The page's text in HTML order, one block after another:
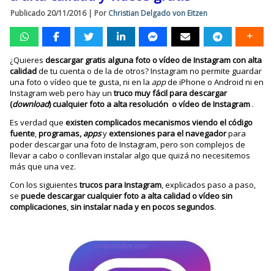
Publicado 20/11/2016| Por Christian Delgado von Eitzen
¿Quieresdescargar gratis alguna foto o vídeo de Instagram con alta
calidadde tu cuenta o de la de otros? Instagram no permite guardar
una foto o vídeo que te gusta, ni en la appde iPhone o Android ni en
Instagram web pero hay untruco muy fácil para descargar
(download) cualquier foto a alta resolución o vídeo de Instagram .
Es verdad queexisten complicados mecanismos viendo el código
fuente,programas, appsyextensiones para el navegadorpara
poder descargar una foto de Instagram, pero son complejos de
llevar a cabo o conllevan instalar algo que quizá no necesitemos
más que una vez.
Con los siguientestrucos para Instagram, explicados paso a paso,
sepuede descargar cualquier foto a alta calidad o vídeo sin
complicaciones,sin instalar naday en pocos segundos.